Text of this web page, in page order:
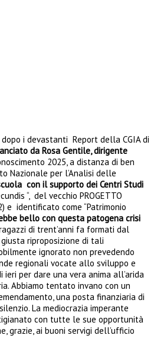
i devastanti Report della CGIA di
da Rosa Gentile, dirigente
2025, a distanza di ben
Nazionale per l’Analisi delle
con il supporto dei Centri Studi
“, del vecchio PROGETTO
e identificato come “Patrimonio
bello con questa patogena crisi
di trent’anni fa formati dal
riproposizione di tali
ignorato non prevedendo
regionali vocate allo sviluppo e
per dare una vera anima all’arida
Abbiamo tentato invano con un
una posta finanziaria di
La mediocrazia imperante
con tutte le sue opportunità
grazie, ai buoni servigi dell’ufficio